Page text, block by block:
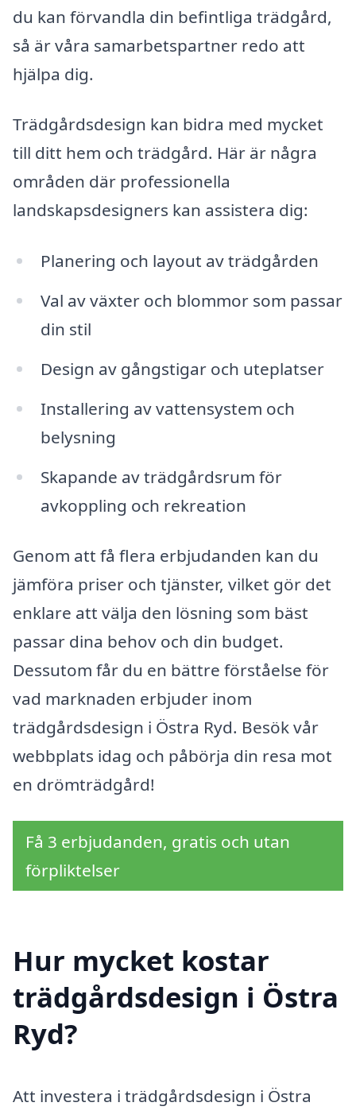
du kan förvandla din befintliga trädgård,
så är våra samarbetspartner redo att
hjälpa dig.
Trädgårdsdesign kan bidra med mycket
till ditt hem och trädgård. Här är några
områden där professionella
landskapsdesigners kan assistera dig:
Planering och layout av trädgården
Val av växter och blommor som passar
din stil
Design av gångstigar och uteplatser
Installering av vattensystem och
belysning
Skapande av trädgårdsrum för
avkoppling och rekreation
Genom att få flera erbjudanden kan du
jämföra priser och tjänster, vilket gör det
enklare att välja den lösning som bäst
passar dina behov och din budget.
Dessutom får du en bättre förståelse för
vad marknaden erbjuder inom
trädgårdsdesign i Östra Ryd. Besök vår
webbplats idag och påbörja din resa mot
en drömträdgård!
Få 3 erbjudanden, gratis och utan
förpliktelser
Hur mycket kostar
trädgårdsdesign i Östra
Ryd?
Att investera i trädgårdsdesign i Östra